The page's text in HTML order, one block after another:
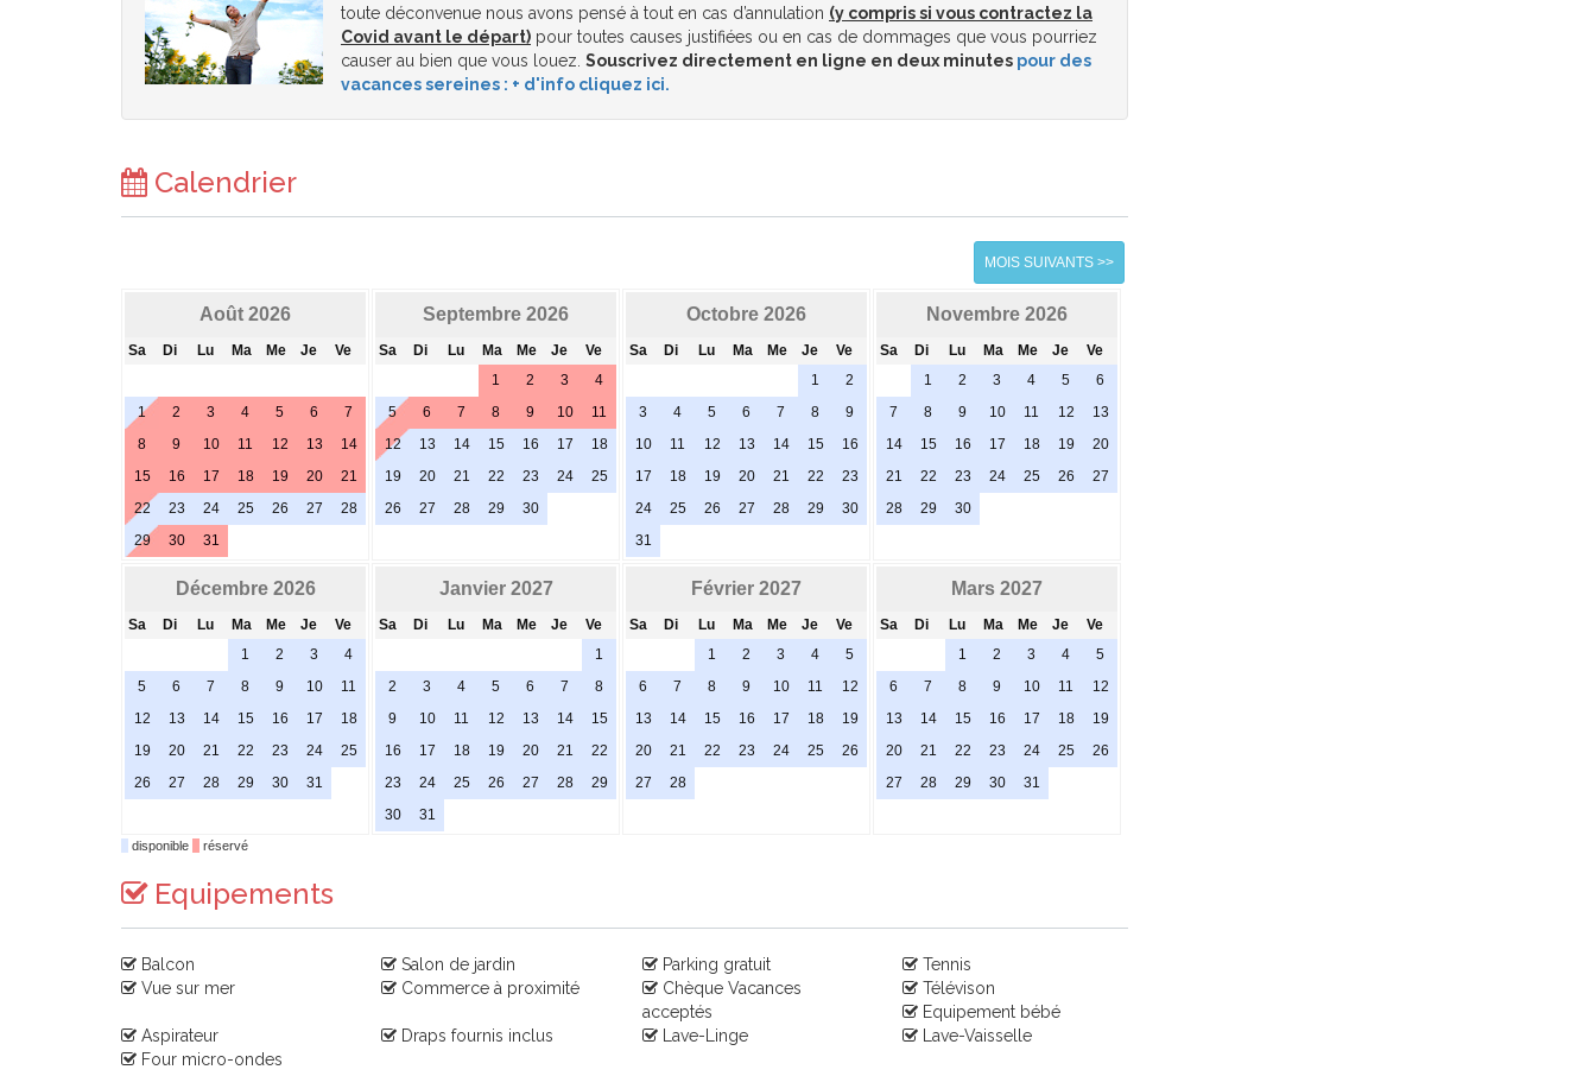
toute déconvenue nous avons pensé à tout en cas d’annulation (y compris si vous contractez la
Covid avant le départ) pour toutes causes justifiées ou en cas de dommages que vous pourriez
causer au bien que vous louez. Souscrivez directement en ligne en deux minutes pour des
vacances sereines : + d'info cliquez ici.
Calendrier
MOIS SUIVANTS >>
Août 2026
Sa Di Lu Ma Me Je Ve
1 2 3 4 5 6
7
8
9 10 11 12 13
14
15
16 17 18 19 20
21
22
23 24 25 26 27
28
29
30 31
Septembre 2026
Sa Di Lu Ma Me Je
Ve
1
2 3
4
5
6 7 8 9 10
11
12
13 14 15 16 17
18
19
20 21 22 23 24
25
26
27 28 29 30
Octobre 2026
Sa Di Lu Ma Me Je
Ve
1
2
3
4 5 6 7 8
9
10
11 12 13 14 15
16
17
18 19 20 21 22
23
24
25 26 27 28 29
30
31
Novembre 2026
Sa Di Lu Ma Me Je
Ve
1
2 3 4 5
6
7
8 9 10 11 12
13
14
15 16 17 18 19
20
21
22 23 24 25 26
27
28
29 30
Décembre 2026
Sa Di Lu Ma Me Je
Ve
1
2 3
4
5
6 7 8 9 10
11
12
13 14 15 16 17
18
19
20 21 22 23 24
25
26
27 28 29 30 31
Janvier 2027
Sa Di Lu Ma Me Je
Ve
1
2
3 4 5 6 7
8
9
10 11 12 13 14
15
16
17 18 19 20 21
22
23
24 25 26 27 28
29
30
31
Février 2027
Sa Di Lu Ma Me Je
Ve
1
2 3 4
5
6
7 8 9 10 11
12
13
14 15 16 17 18
19
20
21 22 23 24 25
26
27
28
Mars 2027
Sa Di Lu Ma Me Je
Ve
1
2 3 4
5
6
7 8 9 10 11
12
13
14 15 16 17 18
19
20
21 22 23 24 25
26
27
28 29 30 31
disponible réservé
Equipements
Balcon Salon de jardin Parking gratuit
Tennis
Vue sur mer
Commerce à proximité
Chèque Vacances
acceptés
Télévison
Equipement bébé
Aspirateur
Draps fournis inclus Lave-Linge
Lave-Vaisselle
Four micro-ondes